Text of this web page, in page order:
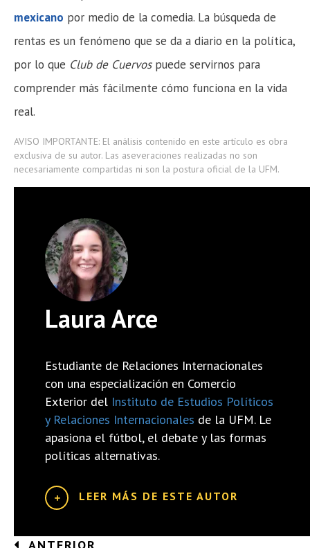
mexicano por medio de la comedia. La búsqueda de
rentas es un fenómeno que se da a diario en la política,
por lo que Club de Cuervos puede servirnos para
comprender más fácilmente cómo funciona en la vida
real.
AVISO IMPORTANTE: El análisis contenido en este artículo es obra
exclusiva de su autor. Las aseveraciones realizadas no son
necesariamente compartidas ni son la postura oficial de la UFM.
Laura Arce
Estudiante de Relaciones Internacionales
con una especialización en Comercio
Exterior del Instituto de Estudios Políticos
y Relaciones Internacionales de la UFM. Le
apasiona el fútbol, el debate y las formas
políticas alternativas.
LEER MÁS DE ESTE AUTOR